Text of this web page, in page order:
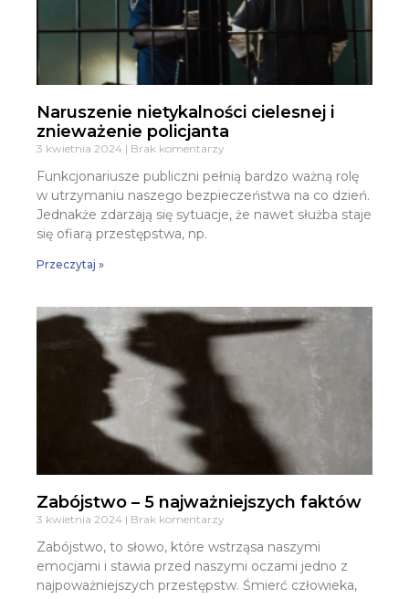
Naruszenie nietykalności cielesnej i
znieważenie policjanta
3 kwietnia 2024 Brak komentarzy
Funkcjonariusze publiczni pełnią bardzo ważną rolę
w utrzymaniu naszego bezpieczeństwa na co dzień.
Jednakże zdarzają się sytuacje, że nawet służba staje
się ofiarą przestępstwa, np.
Przeczytaj »
Zabójstwo – 5 najważniejszych faktów
3 kwietnia 2024 Brak komentarzy
Zabójstwo, to słowo, które wstrząsa naszymi
emocjami i stawia przed naszymi oczami jedno z
najpoważniejszych przestępstw. Śmierć człowieka,